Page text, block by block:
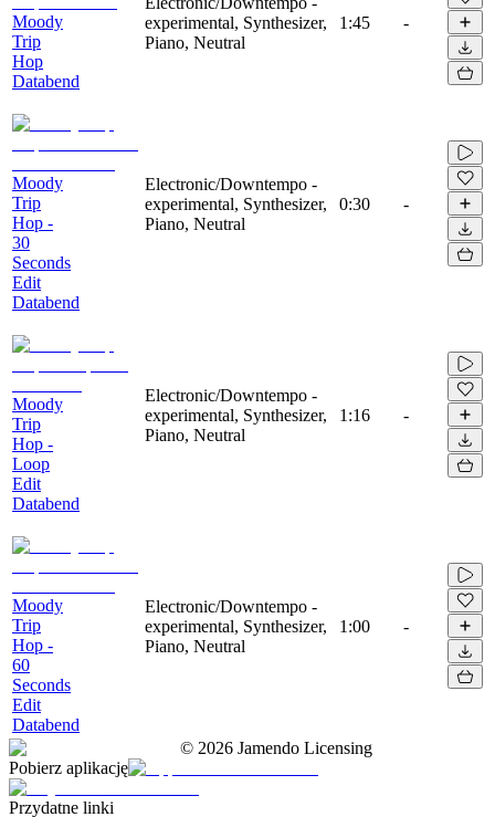
Moody
Trip
Hop
Databend
experimental, Synthesizer,
Piano, Neutral
1:45 -
Moody
Trip
Hop -
30
Seconds
Edit
Databend
Electronic/Downtempo -
experimental, Synthesizer,
Piano, Neutral
0:30 -
Moody
Trip
Hop -
Loop
Edit
Databend
Electronic/Downtempo -
experimental, Synthesizer,
Piano, Neutral
1:16 -
Moody
Trip
Hop -
60
Seconds
Edit
Databend
Electronic/Downtempo -
experimental, Synthesizer,
Piano, Neutral
1:00 -
© 2026 Jamendo Licensing
Pobierz aplikację
Przydatne linki